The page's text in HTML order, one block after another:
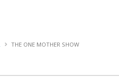
THE ONE MOTHER SHOW